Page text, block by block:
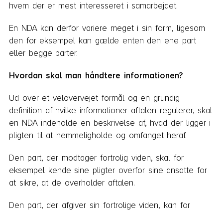
hvem der er mest interesseret i samarbejdet.
En NDA kan derfor variere meget i sin form, ligesom
den for eksempel kan gælde enten den ene part
eller begge parter.
Hvordan skal man håndtere informationen?
Ud over et velovervejet formål og en grundig
definition af hvilke informationer aftalen regulerer, skal
en NDA indeholde en beskrivelse af, hvad der ligger i
pligten til at hemmeligholde og omfanget heraf.
Den part, der modtager fortrolig viden, skal for
eksempel kende sine pligter overfor sine ansatte for
at sikre, at de overholder aftalen.
Den part, der afgiver sin fortrolige viden, kan for